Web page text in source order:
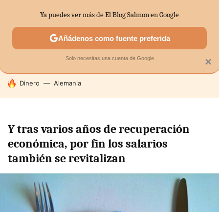
MENÚ NUEVO
ECONOMÍA DOMÉSTICA MERCADOS
HOY SE HABLA DE
Dinero Alemania
Y tras varios años de recuperación
económica, por fin los salarios
también se revitalizan
×
Ya puedes ver más de El Blog Salmon en Google
Añádenos como fuente preferida
Solo necesitas una cuenta de Google